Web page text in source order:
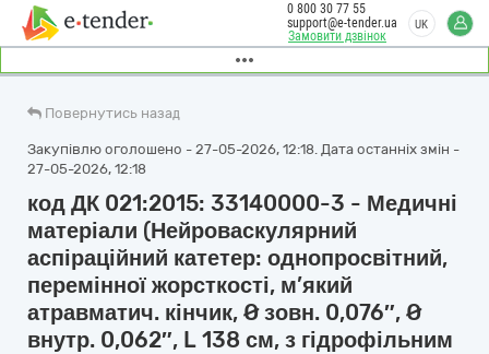
Замовити дзвінок
0 800 30 77 55
support@e-tender.ua
UK
Повернутись назад
Закупівлю оголошено - 27-05-2026, 12:18. Дата останніх змін -
27-05-2026, 12:18
код ДК 021:2015: 33140000-3 - Медичні
матеріали (Нейроваскулярний
аспіраційний катетер: однопросвітний,
перемінної жорсткості, м’який
атравматич. кінчик, Ø зовн. 0,076″, Ø
внутр. 0,062″, L 138 см, з гідрофільним